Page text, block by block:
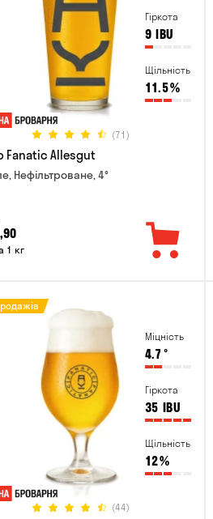
Гіркота
9 IBU
Щільність
11.5%
(71)
Fanatic Allesgut
Нефільтроване, 4°
,90
1 кг
Міцність
4.7°
Гіркота
35 IBU
Щільність
12%
(44)